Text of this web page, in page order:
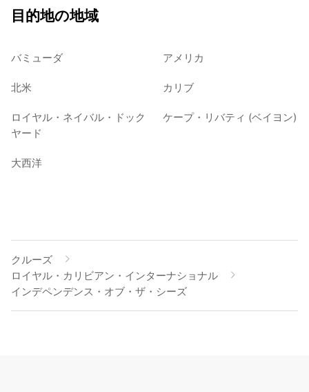
目的地の地域
バミューダ アメリカ
北米 カリブ
ロイヤル・ネイバル・ドック
ヤード
ケープ・リバティ (ベイヨン)
大西洋
クルーズ
ロイヤル・カリビアン・インターナショナル
インデペンデンス・オブ・ザ・シーズ